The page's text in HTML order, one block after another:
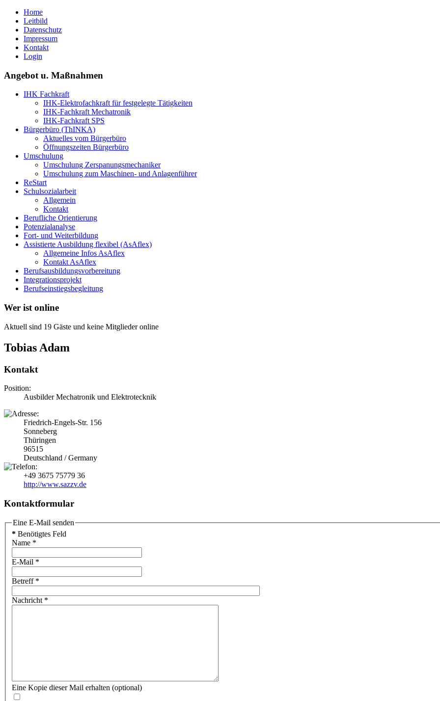
Home
Leitbild
Datenschutz
Impressum
Kontakt
Login
Angebot u. Maßnahmen
IHK Fachkraft
IHK-Elektrofachkraft für festgelegte Tätigkeiten
IHK-Fachkraft Mechatronik
IHK-Fachkraft SPS
Bürgerbüro (ThINKA)
Aktuelles vom Bürgerbüro
Öffnungszeiten Bürgerbüro
Umschulung
Umschulung Zerspanungsmechaniker
Umschulung zum Maschinen- und Anlagenführer
ReStart
Schulsozialarbeit
Allgemein
Kontakt
Berufliche Orientierung
Potenzialanalyse
Fort- und Weiterbildung
Assistierte Ausbildung flexibel (AsAflex)
Allgemeine Infos AsAflex
Kontakt AsAflex
Berufsausbildungsvorbereitung
Integrationsprojekt
Berufseinstiegsbegleitung
Wer ist online
Aktuell sind 19 Gäste und keine Mitglieder online
Tobias Adam
Kontakt
Position:
Ausbilder Mechatronik und Elektrotecknik
Friedrich-Engels-Str. 156
Sonneberg
Thüringen
96515
Deutschland / Germany
+49 3675 75779 36
http://www.sazzv.de
Kontaktformular
Eine E-Mail senden
* Benötigtes Feld
Name *
E-Mail *
Betreff*
Nachricht*
Eine Kopie dieser Mail erhalten (optional)